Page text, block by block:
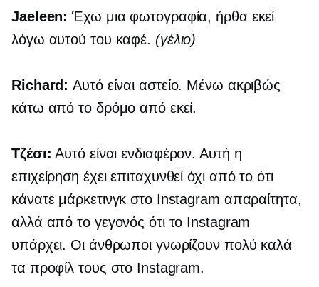
Jaeleen: Έχω μια φωτογραφία, ήρθα εκεί
λόγω αυτού του καφέ. (γέλιο)
Richard: Αυτό είναι αστείο. Μένω ακριβώς
κάτω από το δρόμο από εκεί.
Τζέσι: Αυτό είναι ενδιαφέρον. Αυτή η
επιχείρηση έχει επιταχυνθεί όχι από το ότι
κάνατε μάρκετινγκ στο Instagram απαραίτητα,
αλλά από το γεγονός ότι το Instagram
υπάρχει. Οι άνθρωποι γνωρίζουν πολύ καλά
τα προφίλ τους στο Instagram.